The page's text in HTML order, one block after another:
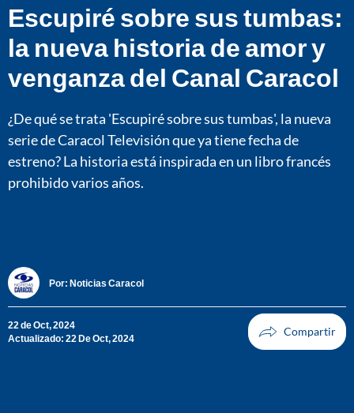
Escupiré sobre sus tumbas:
la nueva historia de amor y
venganza del Canal Caracol
¿De qué se trata 'Escupiré sobre sus tumbas', la nueva
serie de Caracol Televisión que ya tiene fecha de
estreno? La historia está inspirada en un libro francés
prohibido varios años.
Por: Noticias Caracol
22 de Oct, 2024
Actualizado: 22 De Oct, 2024